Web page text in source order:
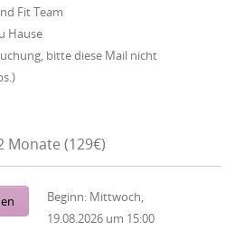
Fit Team
Hause
bitte diese Mail nicht
Monate (129€)
Beginn: Mittwoch,
19.08.2026 um 15:00